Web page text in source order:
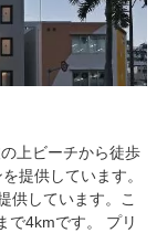
上ビーチから徒歩
提供しています。
供しています。こ
で4kmです。 プリ